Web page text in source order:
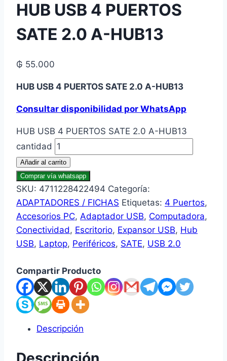
HUB USB 4 PUERTOS
SATE 2.0 A-HUB13
₲ 55.000
HUB USB 4 PUERTOS SATE 2.0 A-HUB13
Consultar disponibilidad por WhatsApp
HUB USB 4 PUERTOS SATE 2.0 A-HUB13
cantidad
Añadir al carrito
Comprar vía whatsapp
SKU: 4711228422494 Categoría:
ADAPTADORES / FICHAS Etiquetas: 4 Puertos,
Accesorios PC, Adaptador USB, Computadora,
Conectividad , Escritorio, Expansor USB, Hub
USB, Laptop, Periféricos, SATE, USB 2.0
Compartir Producto
Descripción